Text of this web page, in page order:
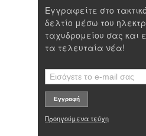
Εγγραφείτε στο
δελτίο μέσω του
ταχυδρομείου σας και
τα τελευταία νέα!
Προηγούμενα τεύχη